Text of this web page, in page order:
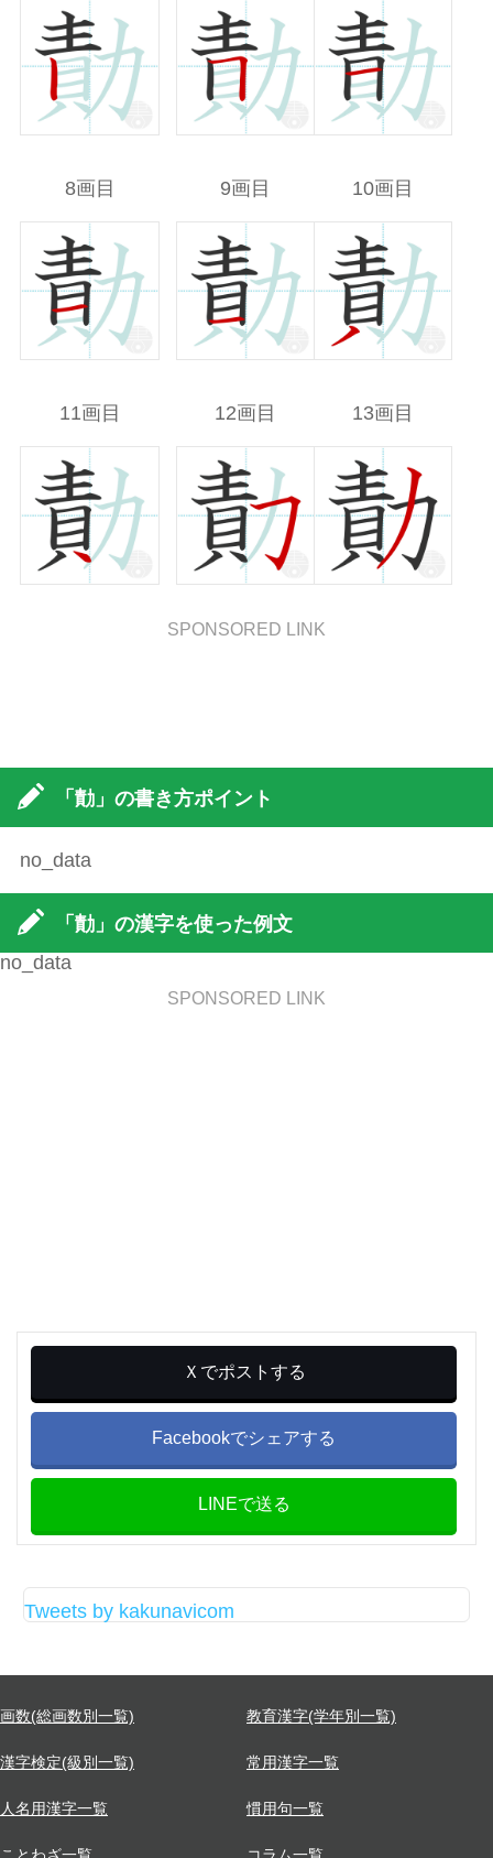
8画目 9画目 10画目
11画目 12画目 13画目
SPONSORED LINK
「勣」の書き方ポイント
no_data
「勣」の漢字を使った例文
no_data
SPONSORED LINK
Ｘでポストする
Facebookでシェアする
LINEで送る
Tweets by kakunavicom
画数(総画数別一覧) 教育漢字(学年別一覧)
漢字検定(級別一覧) 常用漢字一覧
人名用漢字一覧 慣用句一覧